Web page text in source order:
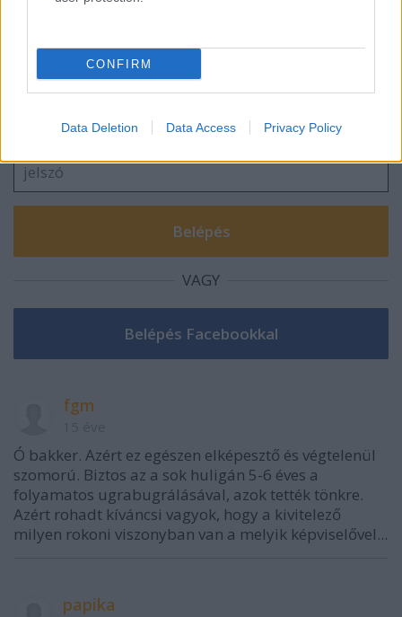
CONFIRM
Data Deletion Data Access Privacy Policy
Szólj hozzá!
A hozzászóláshoz be kell lépned!
VAGY
fgm
Ó bakker. Azért ez egészen elképesztő és végtelenül
szomorú. Biztos az a sok huligán 5-6 éves a
folyamatos ugrabugrálásával, azok tették tönkre.
Azért rohadt kíváncsi vagyok, hogy a kivitelező
milyen rokoni viszonyban van a melyik képviselővel...
papika